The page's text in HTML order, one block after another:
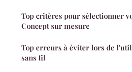
Top critères pour sélectionner
Concept sur mesure
Top erreurs à éviter lors de
sans fil